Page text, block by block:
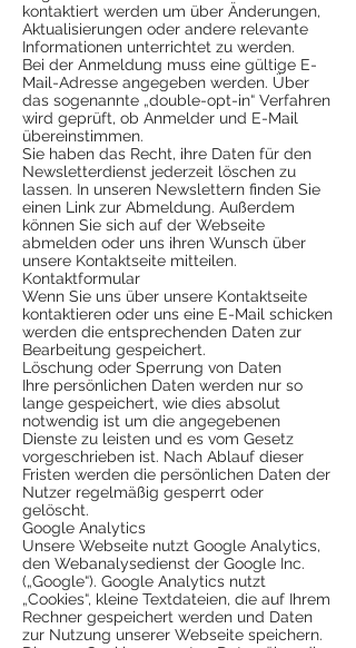
kontaktiert werden um über Änderungen,
Aktualisierungen oder andere relevante
Informationen unterrichtet zu werden.
Bei der Anmeldung muss eine gültige E-
Mail-Adresse angegeben werden. Über
das sogenannte „double-opt-in“ Verfahren
wird geprüft, ob Anmelder und E-Mail
übereinstimmen.
Sie haben das Recht, ihre Daten für den
Newsletterdienst jederzeit löschen zu
lassen. In unseren Newslettern finden Sie
einen Link zur Abmeldung. Außerdem
können Sie sich auf der Webseite
abmelden oder uns ihren Wunsch über
unsere Kontaktseite mitteilen.
Kontaktformular
Wenn Sie uns über unsere Kontaktseite
kontaktieren oder uns eine E-Mail schicken
werden die entsprechenden Daten zur
Bearbeitung gespeichert.
Löschung oder Sperrung von Daten
Ihre persönlichen Daten werden nur so
lange gespeichert, wie dies absolut
notwendig ist um die angegebenen
Dienste zu leisten und es vom Gesetz
vorgeschrieben ist. Nach Ablauf dieser
Fristen werden die persönlichen Daten der
Nutzer regelmäßig gesperrt oder
gelöscht.
Google Analytics
Unsere Webseite nutzt Google Analytics,
den Webanalysedienst der Google Inc.
(„Google“). Google Analytics nutzt
„Cookies“, kleine Textdateien, die auf Ihrem
Rechner gespeichert werden und Daten
zur Nutzung unserer Webseite speichern.